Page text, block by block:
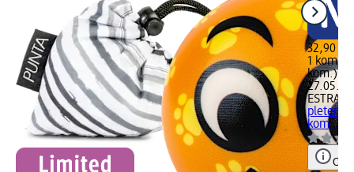
32,90 €
1 kom.
kom.)
ESTRA
pleteni
kom.